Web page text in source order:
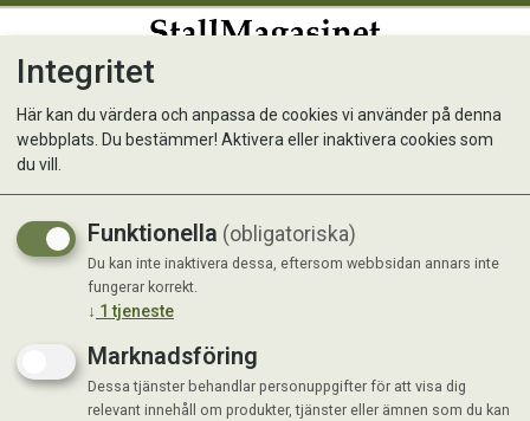
Trikem Arnica Gel PS 1000
ml
Mild naturlig arnika
Integritet
Här kan du värdera och anpassa de cookies vi använder på denna
webbplats. Du bestämmer! Aktivera eller inaktivera cookies som
du vill.
Funktionella (obligatoriska)
Du kan inte inaktivera dessa, eftersom webbsidan annars inte
fungerar korrekt.
↓ 1 tjeneste
Marknadsföring
Dessa tjänster behandlar personuppgifter för att visa dig
relevant innehåll om produkter, tjänster eller ämnen som du kan